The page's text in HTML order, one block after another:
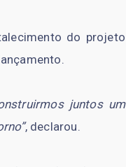
do projeto
juntos um
, declarou.